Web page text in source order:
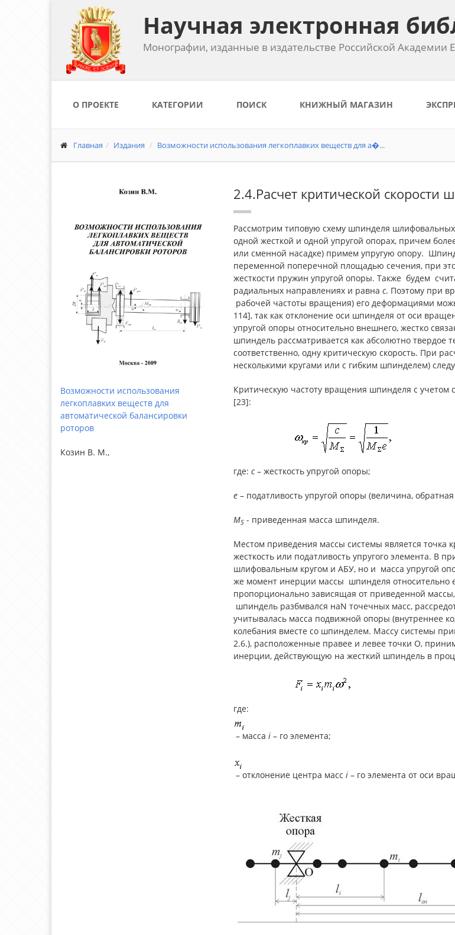
Научная электронная
Монографии, изданные в издательстве Российской Академии
О ПРОЕКТЕ КАТЕГОРИИ ПОИСК КНИЖНЫЙ МАГАЗИН
Главная Издания Возможности использования легкоплавких веществ для а�...
Возможности использования
легкоплавких веществ для
автоматической балансировки
роторов
Козин В. М.,
2.4.Расчет критической
Рассмотрим типовую схему шпинделя
одной жесткой и одной упругой опорах, причем
или сменной насадке) примем упругую опору.
переменной поперечной площадью сечения, при
жесткости пружин упругой опоры. Также будем
радиальных направлениях и равна c. Поэтому при
рабочей частоты вращения) его деформациями
114], так как отклонение оси шпинделя от оси
упругой опоры относительно внешнего, жестко
шпиндель рассматривается как абсолютно твердое
соответственно, одну критическую скорость. При
несколькими кругами или с гибким шпинделем)
Критическую частоту вращения шпинделя с
[23]:
где: с– жесткость упругой опоры;
e– податливость упругой опоры (величина, обратная
MS- приведенная масса шпинделя.
Местом приведения массы системы является точка
жесткость или податливость упругого элемента. В
шлифовальным кругом и АБУ, но и масса упругой
же момент инерции массы шпинделя относительно
пропорционально зависящая от приведенной
шпиндель разбмвался наN точечных масс,
учитывалась масса подвижной опоры (внутреннее
колебания вместе со шпинделем. Массу системы
2.6.), расположенные правее и левее точки О,
инерции, действующую на жесткий шпиндель в
где:
– масса i– го элемента;
– отклонение центра масс i– го элемента от оси